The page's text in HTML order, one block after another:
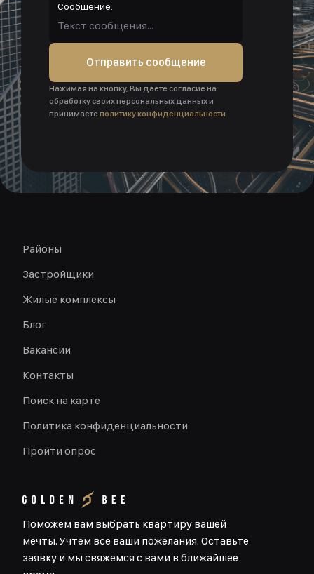
Сообщение:
Отправить сообщение
Нажимая на кнопку, Вы даете согласие на
обработку своих персональных данных и
принимаете политику конфиденциальности
Поможем вам выбрать квартиру вашей
мечты. Учтем все ваши пожелания. Оставьте
заявку и мы свяжемся с вами в ближайшее
Районы
Застройщики
Жилые комплексы
Блог
Вакансии
Контакты
Поиск на карте
Политика конфиденциальности
Пройти опрос